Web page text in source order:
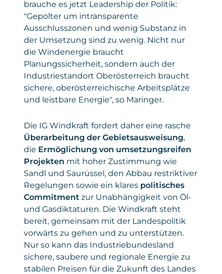
brauche es jetzt Leadership der Politik:
"Gepolter um intransparente
Ausschlusszonen und wenig Substanz in
der Umsetzung sind zu wenig. Nicht nur
die Windenergie braucht
Planungssicherheit, sondern auch der
Industriestandort Oberösterreich braucht
sichere, oberösterreichische Arbeitsplätze
und leistbare Energie", so Maringer.
Die IG Windkraft fordert daher eine rasche
Überarbeitung der Gebietsausweisung,
die Ermöglichung von umsetzungsreifen
Projekten mit hoher Zustimmung wie
Sandl und Saurüssel, den Abbau restriktiver
Regelungen sowie ein klares politisches
Commitment zur Unabhängigkeit von Öl-
und Gasdiktaturen. Die Windkraft steht
bereit, gemeinsam mit der Landespolitik
vorwärts zu gehen und zu unterstützen.
Nur so kann das Industriebundesland
sichere, saubere und regionale Energie zu
stabilen Preisen für die Zukunft des Landes
Gesetzt
von
Google Ireland Limited
Privacy
Policy
policies.google.com/privacy
korrekt zu erfassen und Auswertungen zu
ermöglichen. Die Einbindung dient
ausschließlich der reibungslosen Anmeldung
zu unseren Seminaren und sonstigen
Angeboten.
Daten: personenbezogene und technische
Daten
Gesetzt von: Microsoft Corporation
https://www.microsoft.com/de-
de/privacy/privacystatement